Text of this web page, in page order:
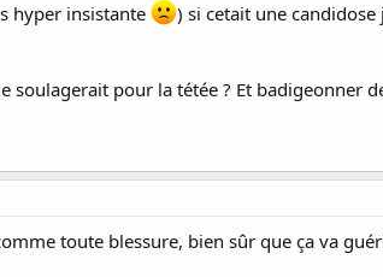
hyper insistante
) si cetait une
soulagerait pour la tétée ? Et badigeonner
toute blessure, bien sûr que ça va